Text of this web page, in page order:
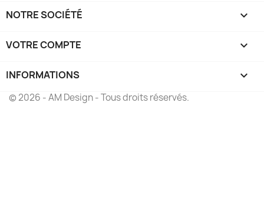
NOTRE SOCIÉTÉ 
VOTRE COMPTE 
INFORMATIONS keyboard_arrow_down
© 2026 - AM Design - Tous droits réservés.